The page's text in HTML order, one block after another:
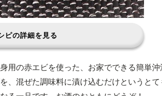
ピの詳細を見る
用の赤エビを使った、お家でできる簡単
、混ぜた調味料に漬け込むだけというとて